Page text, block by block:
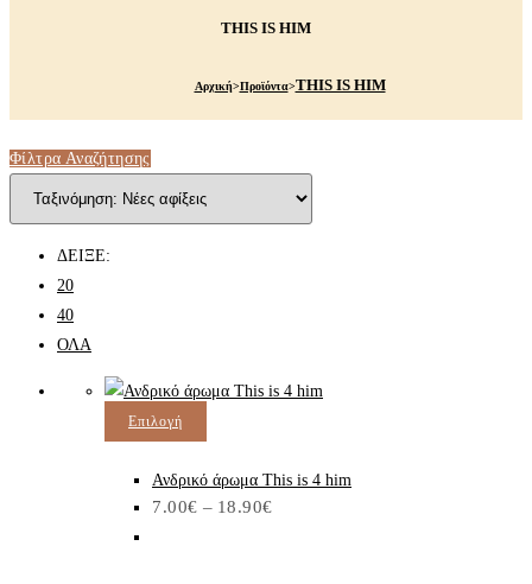
THIS IS HIM
Αρχική>Προϊόντα>THIS IS HIM
Φίλτρα Αναζήτησης
ΔΕΙΞΕ:
20
40
ΟΛΑ
Επιλογή
Ανδρικό άρωμα This is 4 him
7.00€ – 18.90€